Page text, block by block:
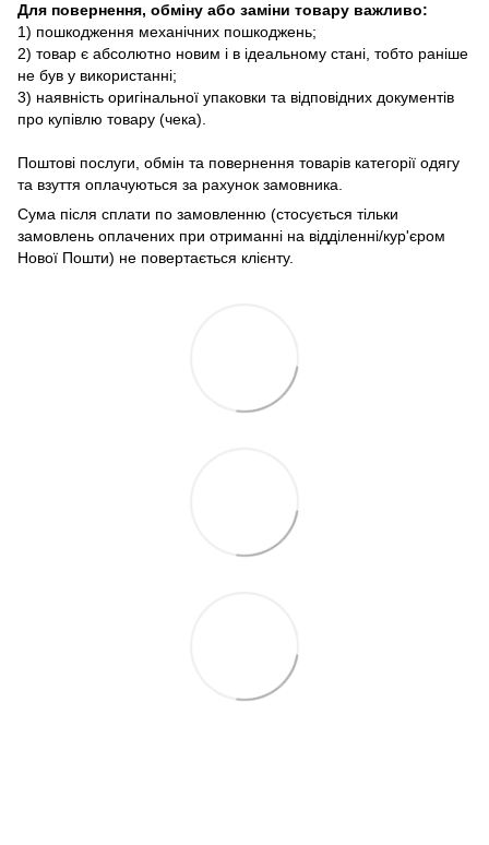
Для повернення, обміну або заміни товару важливо:
1) пошкодження механічних пошкоджень;
2) товар є абсолютно новим і в ідеальному стані, тобто раніше
не був у використанні;
3) наявність оригінальної упаковки та відповідних документів
про купівлю товару (чека).
Поштові послуги, обмін та повернення товарів категорії одягу
та взуття оплачуються за рахунок замовника.
Сума після сплати по замовленню (стосується тільки
замовлень оплачених при отриманні на відділенні/кур'єром
Нової Пошти) не повертається клієнту.